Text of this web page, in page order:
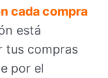
cada compra
está
tus compras
por el